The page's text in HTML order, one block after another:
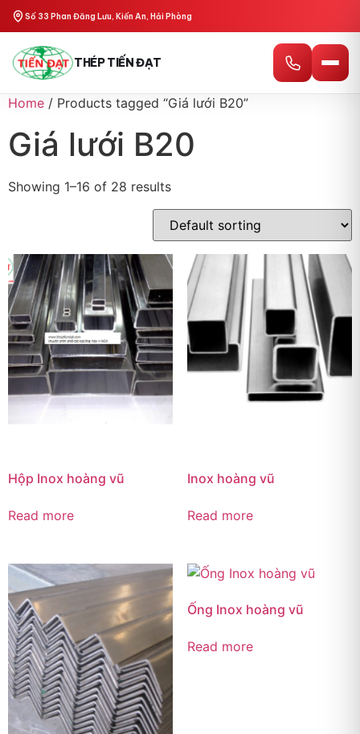
Số 33 Phan Đăng Lưu, Kiến An, Hải Phòng
THÉP TIẾN ĐẠT
Home / Products tagged “Giá lưới B20”
Giá lưới B20
Showing 1–16 of 28 results
Hộp Inox hoàng vũ
Read more
Inox hoàng vũ
Read more
Ống Inox hoàng vũ
Read more